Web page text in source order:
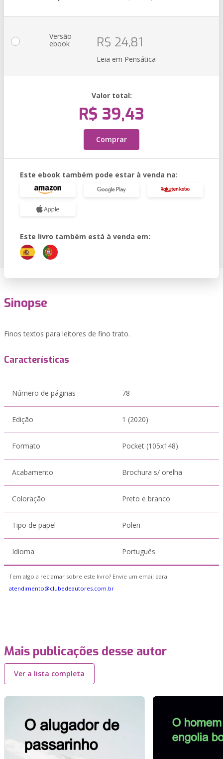
Versão
ebook R$ 24,81
Leia em Pensática
Valor total:
R$ 39,43
Comprar
Este ebook também pode estar à venda na:
Este livro também está à venda em:
Sinopse
Finos textos para leitores de fino trato.
Características
Número de páginas 78
Edição 1 (2020)
Formato Pocket (105x148)
Acabamento Brochura s/ orelha
Coloração Preto e branco
Tipo de papel Polen
Idioma Português
Tem algo a reclamar sobre este livro? Envie um email para
atendimento@clubedeautores.com.br
Mais publicações desse autor
Ver a lista completa